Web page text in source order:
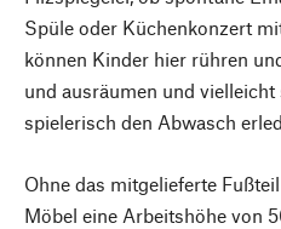
Spüle oder Küchenkonzert
können Kinder hier rühren
und ausräumen und
spielerisch den Abwasch
Ohne das mitgelieferte
Möbel eine Arbeitshöhe von